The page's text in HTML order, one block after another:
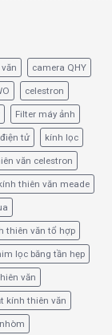
camera QHY
celestron
Filter máy ảnh
tử kính lọc
văn celestron
thiên văn meade
thiên văn tổ hợp
lọc băng tần hẹp
văn
kính thiên văn